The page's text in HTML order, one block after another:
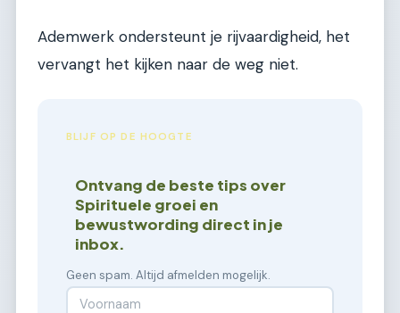
Ademwerk ondersteunt je rijvaardigheid, het
vervangt het kijken naar de weg niet.
BLIJF OP DE HOOGTE
Ontvang de beste tips over
Spirituele groei en
bewustwording direct in je
inbox.
Geen spam. Altijd afmelden mogelijk.